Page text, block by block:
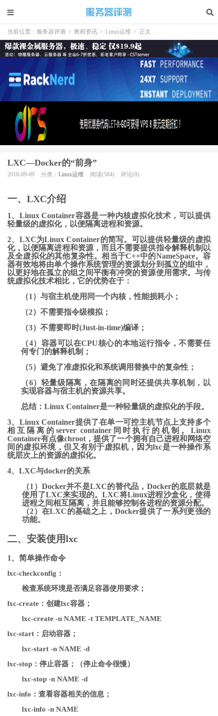
当前位置： 服务器评测 > 教程资讯 > Linux运维 > 正文
LXC—Docker的“前身”
2018-09-09 分类： Linux运维 阅读(584) 评论(0)
一、LXC介绍
1、Linux Container容器是一种内核虚拟化技术，可以提供
轻量级的虚拟化，以便隔离进程和资源。
2、LXC为Linux Container的简写。可以提供轻量级的虚拟
化，以便隔离进程和资源，而且不需要提供指令解释机制以
及全虚拟化的其他复杂性。相当于C++中的NameSpace。容
器有效地将由单个操作系统管理的资源划分到孤立的组中，
以更好地在孤立的组之间平衡有冲突的资源使用需求。与传
统虚拟化技术相比，它的优势在于：
（1）与宿主机使用同一个内核，性能损耗小；
（2）不需要指令级模拟；
（3）不需要即时(Just-in-time)编译；
（4）容器可以在CPU核心的本地运行指令，不需要任
何专门的解释机制；
（5）避免了准虚拟化和系统调用替换中的复杂性；
（6）轻量级隔离，在隔离的同时还提供共享机制，以
实现容器与宿主机的资源共享。
总结：Linux Container是一种轻量级的虚拟化的手段。
3、Linux Container提供了在单一可控主机节点上支持多个
相互隔离的server container同时执行的机制。Linux
Container有点像chroot，提供了一个拥有自己进程和网络空
间的虚拟环境，但又有别于虚拟机，因为lxc是一种操作系
统层次上的资源的虚拟化。
4、LXC与docker的关系
（1）Docker并不是LXC的替代品，Docker的底层就是
使用了LXC来实现的。LXC将Linux进程沙盒化，使得
进程之间相互隔离，并且能够控制各进程的资源分配。
（2）在LXC的基础之上，Docker提供了一系列更强的
功能。
二、安装使用lxc
1、简单操作命令
lxc-checkconfig：
检查系统环境是否满足容器使用要求；
lxc-create：创建lxc容器；
lxc-create -n NAME -t TEMPLATE_NAME
lxc-start：启动容器；
lxc-start -n NAME -d
lxc-stop：停止容器；（停止命令很慢）
lxc-stop -n NAME -d
lxc-info：查看容器相关的信息；
lxc-info -n NAME